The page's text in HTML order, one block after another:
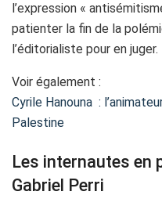
l’expression «
patienter la fin de la
l’éditorialiste pour en juger.
Voir également :
Cyrile Hanouna :
Palestine
Les internautes en
Gabriel Perri